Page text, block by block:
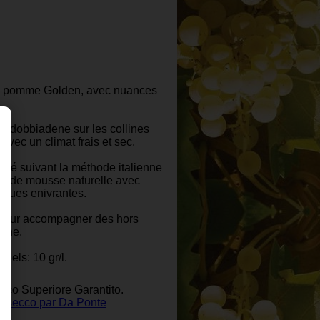
Golden, avec nuances
sur les collines
avec un climat frais et sec.
suivant la méthode italienne
de mousse naturelle avec
enivrantes.
accompagner des hors
10 gr/l.
Superiore Garantito.
par Da Ponte